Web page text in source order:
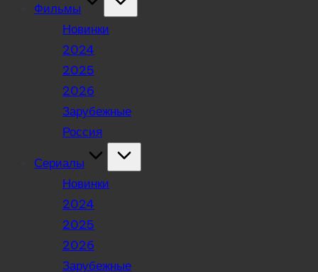
Фильмы
Новинки
2024
2025
2026
Зарубежные
Россия
Сериалы
Новинки
2024
2025
2026
Зарубежные